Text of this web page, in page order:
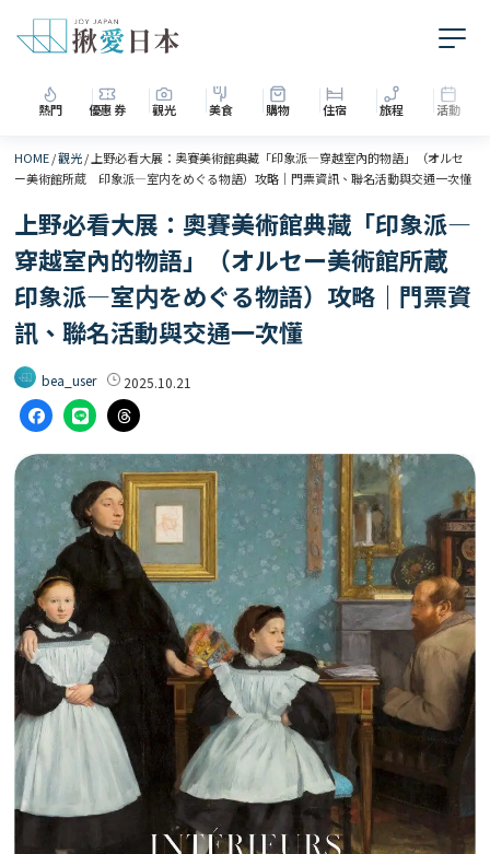
熱門 優惠券 觀光 美食 購物 住宿 旅程 活動
HOME/觀光/ 上野必看大展：奧賽美術館典藏「印象派—穿越室內的物語」（オルセ
ー美術館所蔵 印象派―室内をめぐる物語）攻略｜門票資訊、聯名活動與交通一次懂
上野必看大展：奧賽美術館典藏「印象派—
穿越室內的物語」（オルセー美術館所蔵
印象派―室内をめぐる物語）攻略｜門票資
訊、聯名活動與交通一次懂
bea_user 2025.10.21